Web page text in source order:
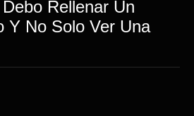
Rellenar Un
Y No Solo Ver Una